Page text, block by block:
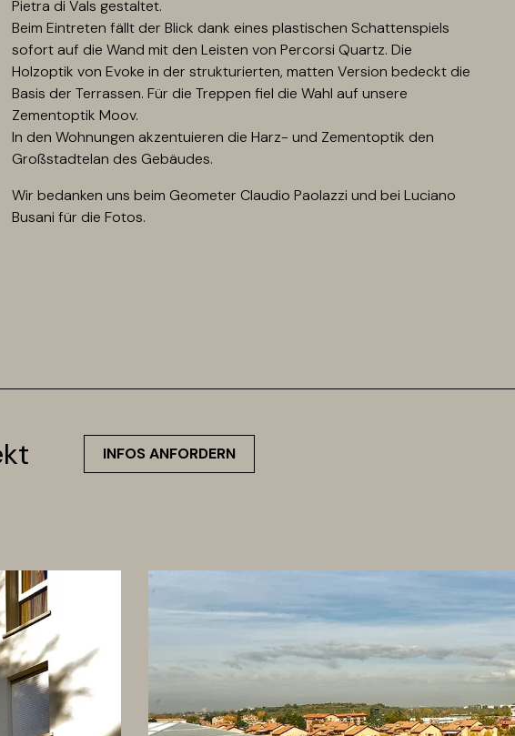
Pietra di Vals gestaltet.
Beim Eintreten fällt der Blick dank eines plastischen Schattenspiels
sofort auf die Wand mit den Leisten von Percorsi Quartz. Die
Holzoptik von Evoke in der strukturierten, matten Version bedeckt die
Basis der Terrassen. Für die Treppen fiel die Wahl auf unsere
Zementoptik Moov.
In den Wohnungen akzentuieren die Harz- und Zementoptik den
Großstadtelan des Gebäudes.
Wir bedanken uns beim Geometer Claudio Paolazzi und bei Luciano
Busani für die Fotos.
INFOS ANFORDERN